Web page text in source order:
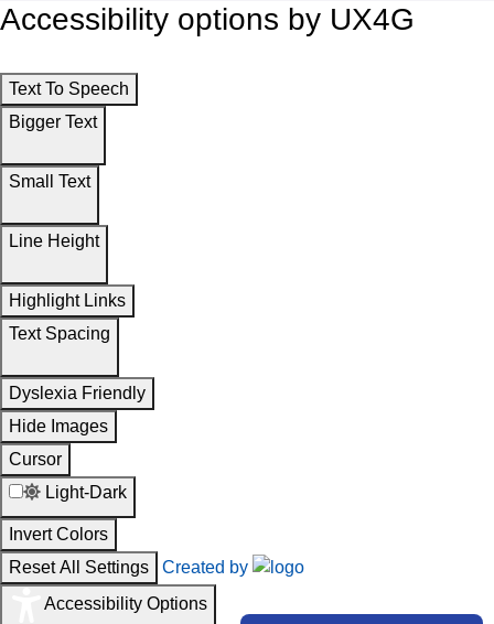
Accessibility options by UX4G
Text To Speech
Bigger Text
Small Text
Line Height
Highlight Links
Text Spacing
Dyslexia Friendly
Hide Images
Cursor
Light-Dark
Invert Colors
Reset All Settings
Created by
Accessibility Options